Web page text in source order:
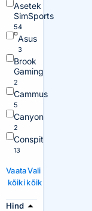
Asetek
SimSports
54
Asus
3
Brook
Gaming
2
Cammus
5
Canyon
2
Conspit
13
Vaata
kõiki
Vali
kõik
Hind